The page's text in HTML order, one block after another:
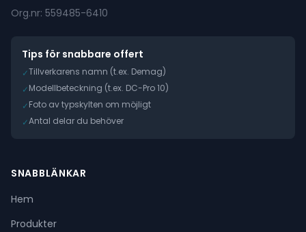
Org.nr: 559485-6410
Tips för snabbare offert
✓Tillverkarens namn (t.ex. Demag)
✓Modellbeteckning (t.ex. DC-Pro 10)
✓Foto av typskylten om möjligt
✓Antal delar du behöver
SNABBLÄNKAR
Hem
Produkter